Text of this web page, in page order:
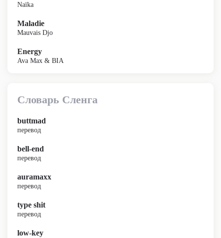
Naïka
Maladie
Mauvais Djo
Energy
Ava Max & BIA
Словарь Сленга
buttmad
перевод
bell-end
перевод
auramaxx
перевод
type shit
перевод
low-key